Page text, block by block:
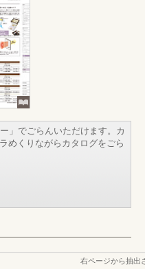
」でごらんいただけます。カ
めくりながらカタログをごら
右ページから抽出